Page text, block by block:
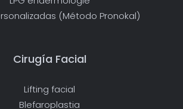
(Método Pronokal)
Cirugía Facial
Lifting facial
Blefaroplastia